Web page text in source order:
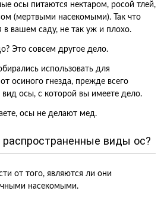
осы питаются нектаром, росой тлей,
(мертвыми насекомыми). Так что
в вашем саду, не так уж и плохо.
Это совсем другое дело.
использовать для
осиного гнезда, прежде всего
осы, с которой вы имеете дело.
осы не делают мед.
виды ос?
от того, являются ли они
насекомыми.